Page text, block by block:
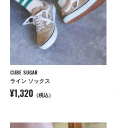
CUBE SUGAR
ライン ソックス
¥1,320 （税込）